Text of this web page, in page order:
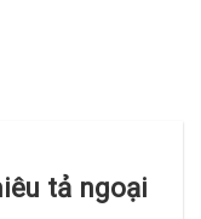
tả ngoại